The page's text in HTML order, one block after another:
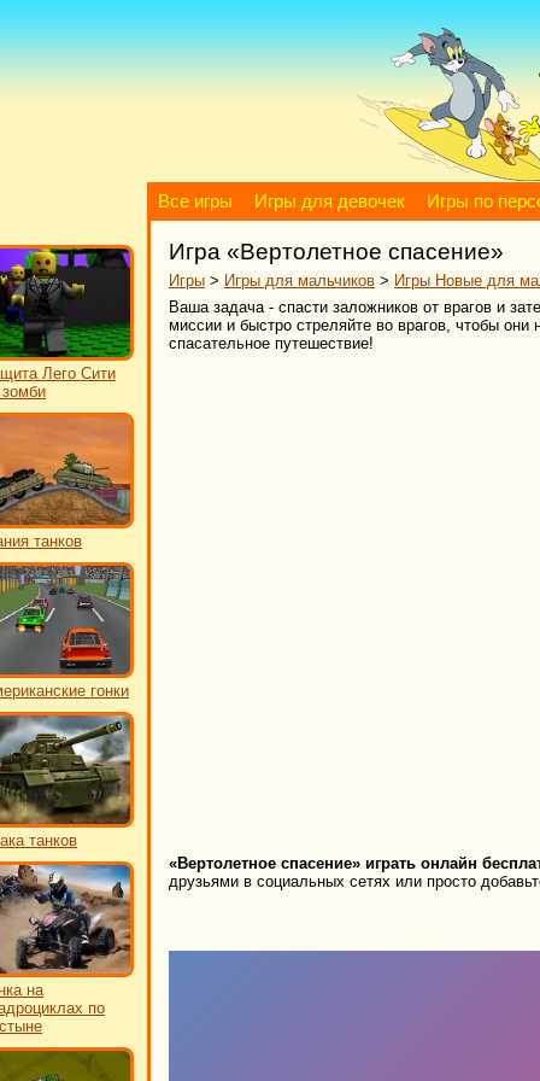
Все игры Игры для девочек Игры по
Лего Сити
зомби
танков
гонки
танков
на
по
Игра «Вертолетное спасение»
Игры > Игры для мальчиков > Игры Новые для
Ваша задача - спасти заложников от врагов и
миссии и быстро стреляйте во врагов, чтобы
спасательное путешествие!
«Вертолетное спасение» играть онлайн
друзьями в социальных сетях или просто